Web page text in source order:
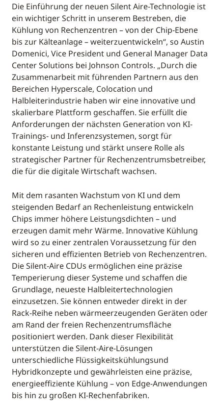
Die Einführung der neuen Silent Aire-Technologie ist
ein wichtiger Schritt in unserem Bestreben, die
Kühlung von Rechenzentren – von der Chip-Ebene
bis zur Kälteanlage – weiterzuentwickeln“, so Austin
Domenici, Vice President und General Manager Data
Center Solutions bei Johnson Controls. „Durch die
Zusammenarbeit mit führenden Partnern aus den
Bereichen Hyperscale, Colocation und
Halbleiterindustrie haben wir eine innovative und
skalierbare Plattform geschaffen. Sie erfüllt die
Anforderungen der nächsten Generation von KI-
Trainings- und Inferenzsystemen, sorgt für
konstante Leistung und stärkt unsere Rolle als
strategischer Partner für Rechenzentrumsbetreiber,
die für die digitale Wirtschaft wachsen.
Mit dem rasanten Wachstum von KI und dem
steigenden Bedarf an Rechenleistung entwickeln
Chips immer höhere Leistungsdichten – und
erzeugen damit mehr Wärme. Innovative Kühlung
wird so zu einer zentralen Voraussetzung für den
sicheren und effizienten Betrieb von Rechenzentren.
Die Silent-Aire CDUs ermöglichen eine präzise
Temperierung dieser Systeme und schaffen die
Grundlage, neueste Halbleitertechnologien
einzusetzen. Sie können entweder direkt in der
Rack-Reihe neben wärmeerzeugenden Geräten oder
am Rand der freien Rechenzentrumsfläche
positioniert werden. Dank dieser Flexibilität
unterstützen die Silent-Aire-Lösungen
unterschiedliche Flüssigkeitskühlungsund
Hybridkonzepte und gewährleisten eine präzise,
energieeffiziente Kühlung – von Edge-Anwendungen
bis hin zu großen KI-Rechenfabriken.